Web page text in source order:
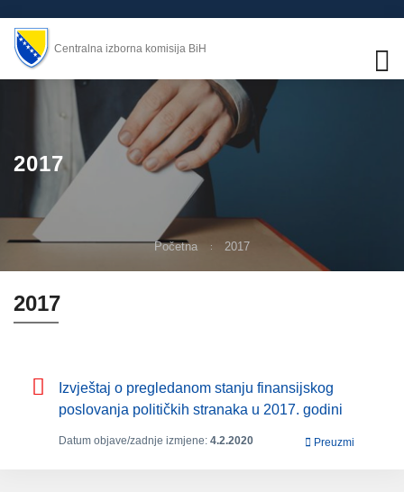
Centralna izborna komisija BiH
2017
Početna 2017
2017
Izvještaj o pregledanom stanju finansijskog
poslovanja političkih stranaka u 2017. godini
Datum objave/zadnje izmjene: 4.2.2020 Preuzmi